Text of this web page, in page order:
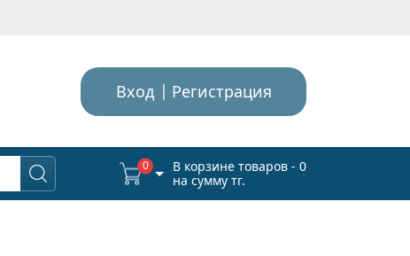
Вход Регистрация
0
В корзине товаров - 0
на сумму тг.